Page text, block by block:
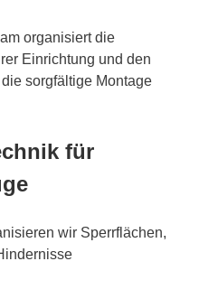
organisiert die
Einrichtung und den
sorgfältige Montage
für
wir Sperrflächen,